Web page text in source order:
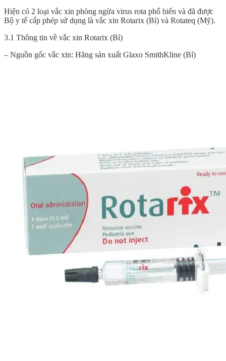
Hiện có 2 loại vắc xin phòng ngừa virus rota phổ biến và đã được
Bộ y tế cấp phép sử dụng là vắc xin Rotarix (Bỉ) và Rotateq (Mỹ).
3.1 Thông tin về vắc xin Rotarix (Bỉ)
– Nguồn gốc vắc xin: Hãng sản xuất Glaxo SmithKline (Bỉ)